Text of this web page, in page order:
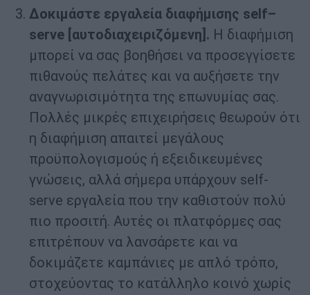
Δοκιμάστε εργαλεία διαφήμισης self–
serve [αυτοδιαχειριζόμενη]. Η διαφήμιση
μπορεί να σας βοηθήσει να προσεγγίσετε
πιθανούς πελάτες και να αυξήσετε την
αναγνωρισιμότητα της επωνυμίας σας.
Πολλές μικρές επιχειρήσεις θεωρούν ότι
η διαφήμιση απαιτεί μεγάλους
προϋπολογισμούς ή εξειδικευμένες
γνώσεις, αλλά σήμερα υπάρχουν self-
serve εργαλεία που την καθιστούν πολύ
πιο προσιτή. Αυτές οι πλατφόρμες σας
επιτρέπουν να λανσάρετε και να
δοκιμάζετε καμπάνιες με απλό τρόπο,
στοχεύοντας το κατάλληλο κοινό χωρίς